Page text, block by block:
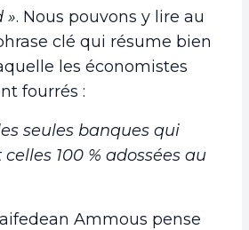
». Nous pouvons y lire au
clé qui résume bien
les économistes
fourrés :
seules banques qui
100 % adossées au
Ammous pense